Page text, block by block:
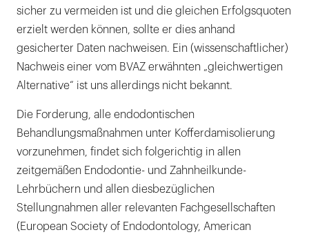
sicher zu vermeiden ist und die gleichen Erfolgsquoten
erzielt werden können, sollte er dies anhand
gesicherter Daten nachweisen. Ein (wissenschaftlicher)
Nachweis einer vom BVAZ erwähnten „gleichwertigen
Alternative“ ist uns allerdings nicht bekannt.
Die Forderung, alle endodontischen
Behandlungsmaßnahmen unter Kofferdamisolierung
vorzunehmen, findet sich folgerichtig in allen
zeitgemäßen Endodontie- und Zahnheilkunde-
Lehrbüchern und allen diesbezüglichen
Stellungnahmen aller relevanten Fachgesellschaften
(European Society of Endodontology, American